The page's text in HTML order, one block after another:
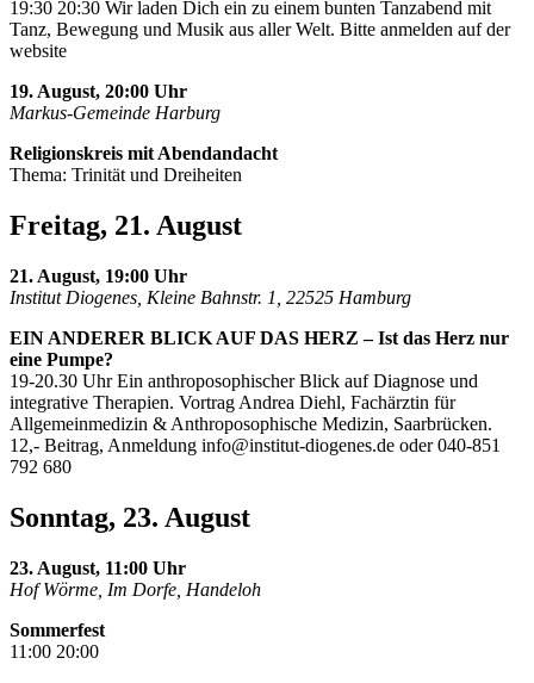
19:30 20:30 Wir laden Dich ein zu einem bunten Tanzabend mit
Tanz, Bewegung und Musik aus aller Welt. Bitte anmelden auf der
website
19. August, 20:00 Uhr
Markus-Gemeinde Harburg
Religionskreis mit Abendandacht
Thema: Trinität und Dreiheiten
Freitag, 21. August
21. August, 19:00 Uhr
Institut Diogenes, Kleine Bahnstr. 1, 22525 Hamburg
EIN ANDERER BLICK AUF DAS HERZ – Ist das Herz nur
eine Pumpe?
19-20.30 Uhr Ein anthroposophischer Blick auf Diagnose und
integrative Therapien. Vortrag Andrea Diehl, Fachärztin für
Allgemeinmedizin & Anthroposophische Medizin, Saarbrücken.
12,- Beitrag, Anmeldung info@institut-diogenes.de oder 040-851
792 680
Sonntag, 23. August
23. August, 11:00 Uhr
Hof Wörme, Im Dorfe, Handeloh
Sommerfest
11:00 20:00